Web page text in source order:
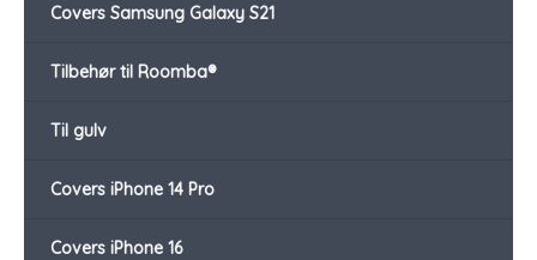
Covers Samsung Galaxy S21
Tilbehør til Roomba®
Til gulv
Covers iPhone 14 Pro
Covers iPhone 16